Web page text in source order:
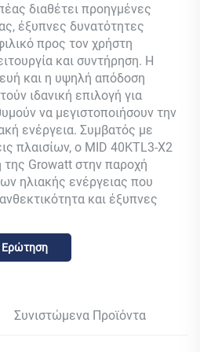
διαθέτει προηγμένες
έξυπνες δυνατότητες
προς τον χρήστη
και συντήρηση. Η
και η υψηλή απόδοση
ιδανική επιλογή για
να μεγιστοποιήσουν την
ενέργεια. Συμβατός με
πλαισίων, ο MID 40KTL3-X2
Growatt στην παροχή
ηλιακής ενέργειας που
και έξυπνες
Ερώτηση
Συνιστώμενα Προϊόντα